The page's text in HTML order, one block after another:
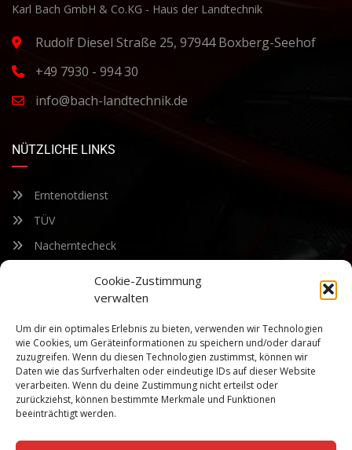
Cookie-Zustimmung
verwalten
Um dir ein optimales Erlebnis zu bieten, verwenden wir Technologien
wie Cookies, um Geräteinformationen zu speichern und/oder darauf
zuzugreifen. Wenn du diesen Technologien zustimmst, können wir
Daten wie das Surfverhalten oder eindeutige IDs auf dieser Website
verarbeiten. Wenn du deine Zustimmung nicht erteilst oder
zurückziehst, können bestimmte Merkmale und Funktionen
beeinträchtigt werden.
Karl Bach GmbH & Co.KG - Haus der Landtechnik
Rudolf Diesel Straße 25, 97944 Boxberg-Seehof
+49 7930 - 994 30
info@bach-landtechnik.de
NÜTZLICHE LINKS
Erntenotdienst
TÜV
Nacherntecheck
FÜR UNSEREN NEWSLETTER ANMELDEN
Bleiben Sie auf dem Laufenden über unsere sich ständig
weiterentwickelnden Produkteigenschaften und Technologien.
Geben Sie Ihre E-Mail-Adresse ein und abonnieren Sie unseren
Newsletter.